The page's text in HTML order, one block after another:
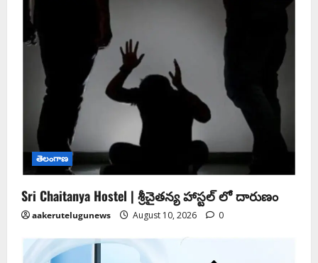
తెలంగాణ
Sri Chaitanya Hostel | శ్రీ‌చైత‌న్య హాస్ట‌ల్ లో దారుణం
aakerutelugunews August 10, 2026 0